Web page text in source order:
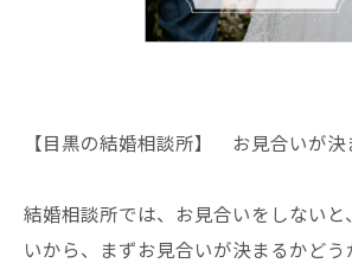
【目黒の結婚相談所】 お見合いが決
結婚相談所では、お見合いをしない
いから、まずお見合いが決まるかど